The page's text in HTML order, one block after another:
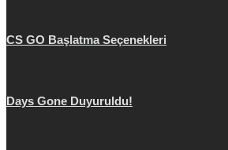
CS GO Başlatma Seçenekleri
Days Gone Duyuruldu!